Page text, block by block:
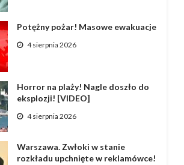
Potężny pożar! Masowe ewakuacje
4 sierpnia 2026
Horror na plaży! Nagle doszło do
eksplozji! [VIDEO]
4 sierpnia 2026
Warszawa. Zwłoki w stanie
rozkładu upchnięte w reklamówce!